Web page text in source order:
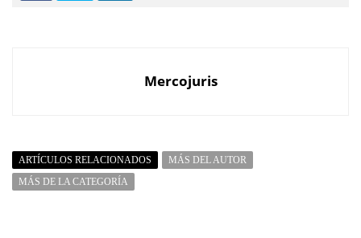
Mercojuris
ARTÍCULOS RELACIONADOS
MÁS DEL AUTOR
MÁS DE LA CATEGORÍA